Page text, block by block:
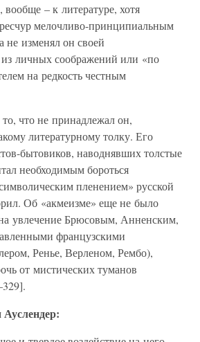
вообще – к литературе, хотя
мелочливо-принципиальным
не изменял он своей
личных соображений или «по
на редкость честным
что не принадлежал он,
литературному толку. Его
бытовиков, наводнявших толстые
необходимым бороться
пленением» русской
Об «акмеизме» еще не было
увлечение Брюсовым, Анненским,
французскими
Ренье, Верленом, Рембо),
от мистических туманов